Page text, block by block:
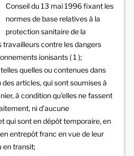
Conseil du 13 mai 1996 fixant les
normes de base relatives à la
protection sanitaire de la
travailleurs contre les dangers
ionisants ( 1 );
quelles ou contenues dans
articles, qui sont soumises à
à condition qu’elles ne fassent
ni d’aucune
qui sont en dépôt temporaire, en
entrepôt franc en vue de leur
en transit;